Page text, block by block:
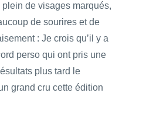
de visages marqués,
de sourires et de
: Je crois qu’il y a
perso qui ont pris une
plus tard le
grand cru cette édition